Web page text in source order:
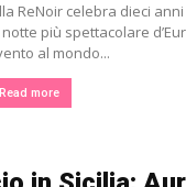
ReNoir celebra dieci
più spettacolare
al mondo...
Read more